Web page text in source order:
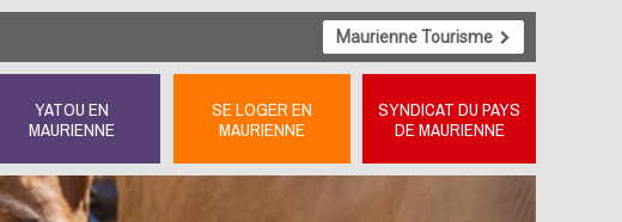
Maurienne Tourisme
YATOU EN
MAURIENNE
SE LOGER EN
MAURIENNE
SYNDICAT DU PAYS
DE MAURIENNE